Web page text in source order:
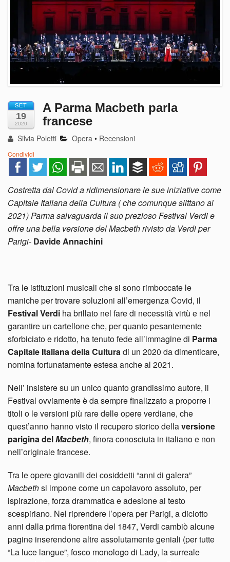
SET
19
2020
A Parma Macbeth parla
francese
Silvia Poletti Opera • Recensioni
Condividi
Costretta dal Covid a ridimensionare le sue iniziative come
Capitale Italiana della Cultura ( che comunque slittano al
2021) Parma salvaguarda il suo prezioso Festival Verdi e
offre una bella versione del Macbeth rivisto da Verdi per
Parigi- Davide Annachini
Tra le istituzioni musicali che si sono rimboccate le
maniche per trovare soluzioni all’emergenza Covid, il
Festival Verdi ha brillato nel fare di necessità virtù e nel
garantire un cartellone che, per quanto pesantemente
sforbiciato e ridotto, ha tenuto fede all’immagine di Parma
Capitale Italiana della Culturadi un 2020 da dimenticare,
nomina fortunatamente estesa anche al 2021.
Nell’ insistere su un unico quanto grandissimo autore, il
Festival ovviamente è da sempre finalizzato a proporre i
titoli o le versioni più rare delle opere verdiane, che
quest’anno hanno visto il recupero storico dellaversione
parigina delMacbeth, finora conosciuta in italiano e non
nell’originale francese.
Tra le opere giovanili dei cosiddetti “anni di galera”
Macbethsi impone come un capolavoro assoluto, per
ispirazione, forza drammatica e adesione al testo
scespiriano. Nel riprendere l’opera per Parigi, a diciotto
anni dalla prima fiorentina del 1847, Verdi cambiò alcune
pagine inserendone altre assolutamente geniali (per tutte
“La luce langue”, fosco monologo di Lady, la surreale